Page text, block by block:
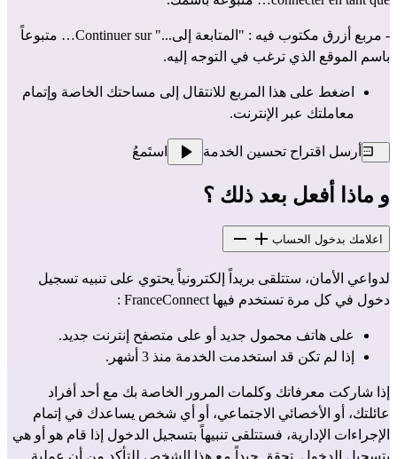
باسم الموقع الذي ترغب في التوجه إليه.
معاملتك عبر الإنترنت.
أرسل اقتراح تحسين الخدمة استَمعُ
و ماذا أفعل بعد ذلك ؟
اعلامك بدخول الحساب
دخول في كل مرة تستخدم فيها FranceConnect :
على هاتف محمول جديد أو على متصفح إنترنت جديد.
إذا لم تكن قد استخدمت الخدمة منذ 3 أشهر.